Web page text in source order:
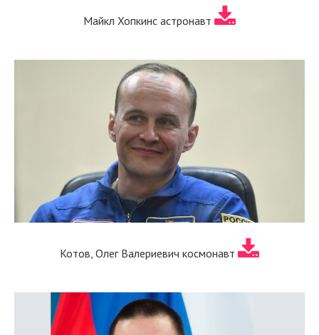
Майкл Хопкинс астронавт
Котов, Олег Валериевич космонавт